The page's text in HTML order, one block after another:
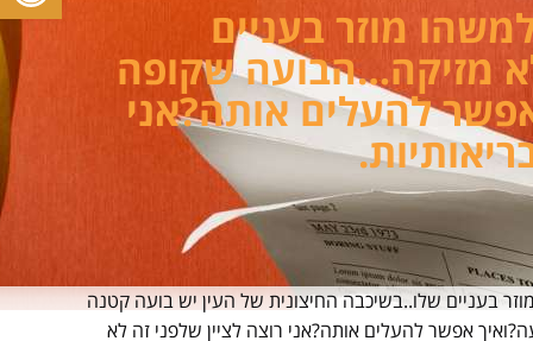
מוזר בעניים
מזיקה…הבועה שקופה
להעלים אותה?אני
בעניים שלו..בשיכבה החיצונית של העין יש בועה קטנה
אפשר להעלים אותה?אני רוצה לציין שלפני זה לא